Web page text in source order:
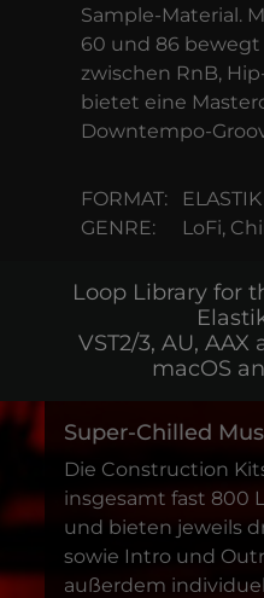
Sample-Material.
60 und 86 bewegt
zwischen RnB,
bietet eine
Downtempo-
FORMAT:
ELASTIK
GENRE:
LoFi,
Loop Library for
VST2/3, AU,
macOS
Super-Chilled
Die Construction
insgesamt fast 800
und bieten jeweils
sowie Intro und
außerdem